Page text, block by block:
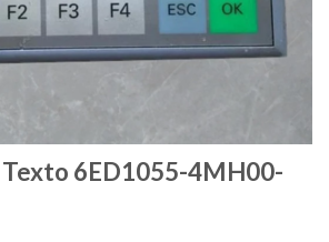
6ED1055-4MH00-